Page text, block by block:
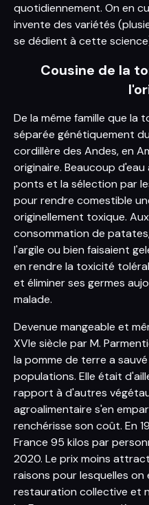
quotidiennement. On en
invente des variétés
se dédient à cette
Cousine de la
De la même famille que la
séparée génétiquement
cordillère des Andes, en
originaire. Beaucoup
ponts et la sélection par
pour rendre comestible
originellement toxique.
consommation de
l'argile ou bien faisaient
en rendre la toxicité
et éliminer ses germes
malade.
Devenue mangeable et
XVIe siècle par M.
la pomme de terre a
populations. Elle était
rapport à d'autres
agroalimentaire s'en
renchérisse son coût. En
France 95 kilos par
2020. Le prix moins
raisons pour lesquelles on
restauration collective et